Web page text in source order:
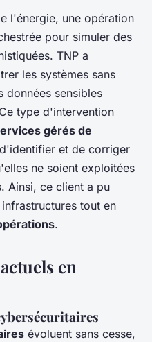
l'énergie, une opération
pour simuler des
TNP a
les systèmes sans
données sensibles
type d'intervention
gérés de
et de corriger
ne soient exploitées
Ainsi, ce client a pu
tout en
.
en
évoluent sans cesse,